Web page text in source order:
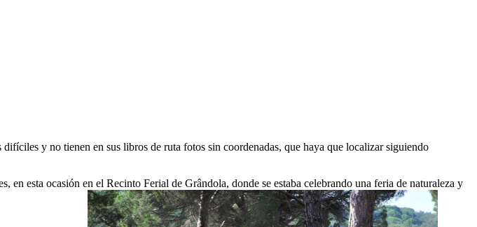
y no tienen en sus libros de ruta fotos sin coordenadas, que haya que localizar siguiendo
esta ocasión en el Recinto Ferial de Grândola, donde se estaba celebrando una feria de naturaleza y